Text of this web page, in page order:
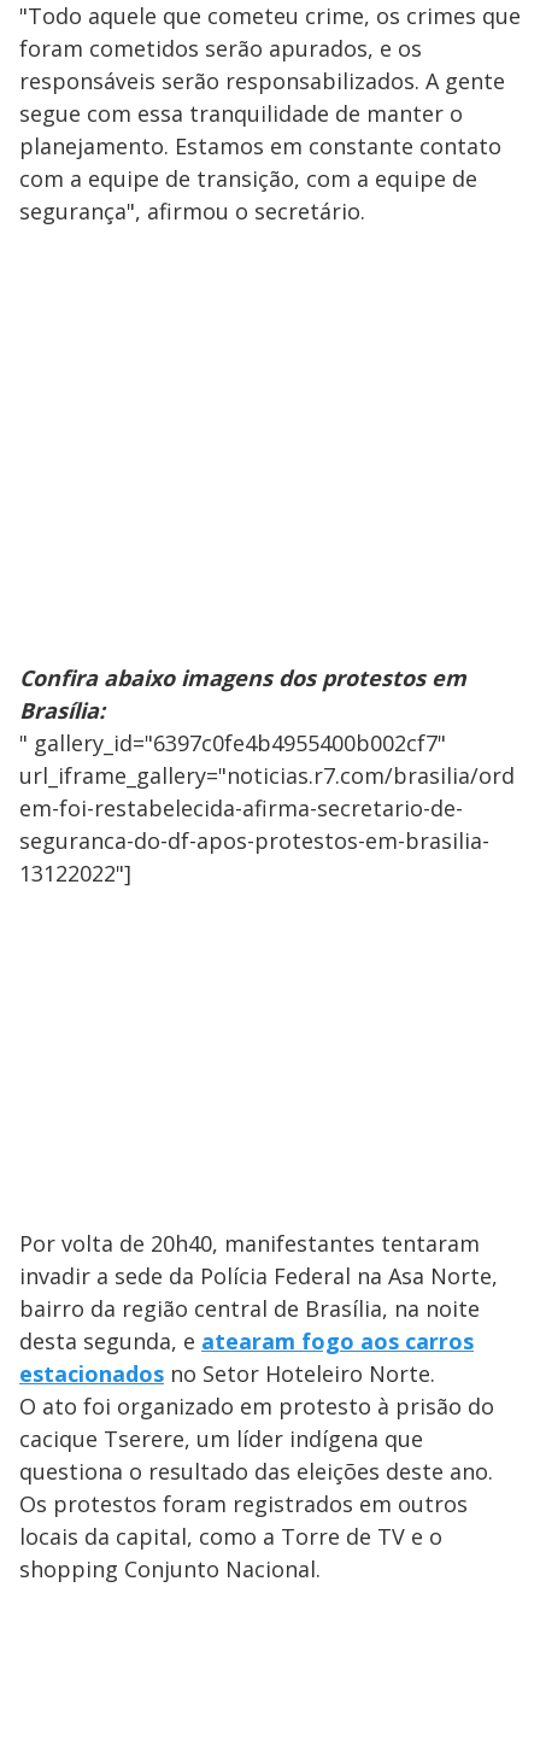
"Todo aquele que cometeu crime, os crimes que
foram cometidos serão apurados, e os
responsáveis serão responsabilizados. A gente
segue com essa tranquilidade de manter o
planejamento. Estamos em constante contato
com a equipe de transição, com a equipe de
segurança", afirmou o secretário.
Confira abaixo imagens dos protestos em
Brasília:
" gallery_id="6397c0fe4b4955400b002cf7"
url_iframe_gallery="noticias.r7.com/brasilia/ord
em-foi-restabelecida-afirma-secretario-de-
seguranca-do-df-apos-protestos-em-brasilia-
13122022"]
Por volta de 20h40, manifestantes tentaram
invadir a sede da Polícia Federal na Asa Norte,
bairro da região central de Brasília, na noite
desta segunda, e atearam fogo aos carros
estacionados no Setor Hoteleiro Norte.
O ato foi organizado em protesto à prisão do
cacique Tserere, um líder indígena que
questiona o resultado das eleições deste ano.
Os protestos foram registrados em outros
locais da capital, como a Torre de TV e o
shopping Conjunto Nacional.